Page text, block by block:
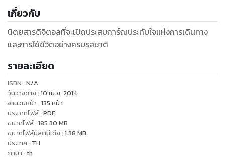
เกี่ยวกับ
นิตยสารดิจิตอลที่จะเปิดประสบการ์ณประทับใจแห่งการเดินทาง
และการใช้ชีวิตอย่างครบรสชาติ
รายละเอียด
ISBN : N/A
วันวางขาย : 10 เม.ย. 2014
จำนวนหน้า : 135 หน้า
ประเภทไฟล์: PDF
ขนาดไฟล์: 185.30 MB
ขนาดไฟล์มัลติมีเดีย : 1.38 MB
ประเทศ: TH
ภาษา : th